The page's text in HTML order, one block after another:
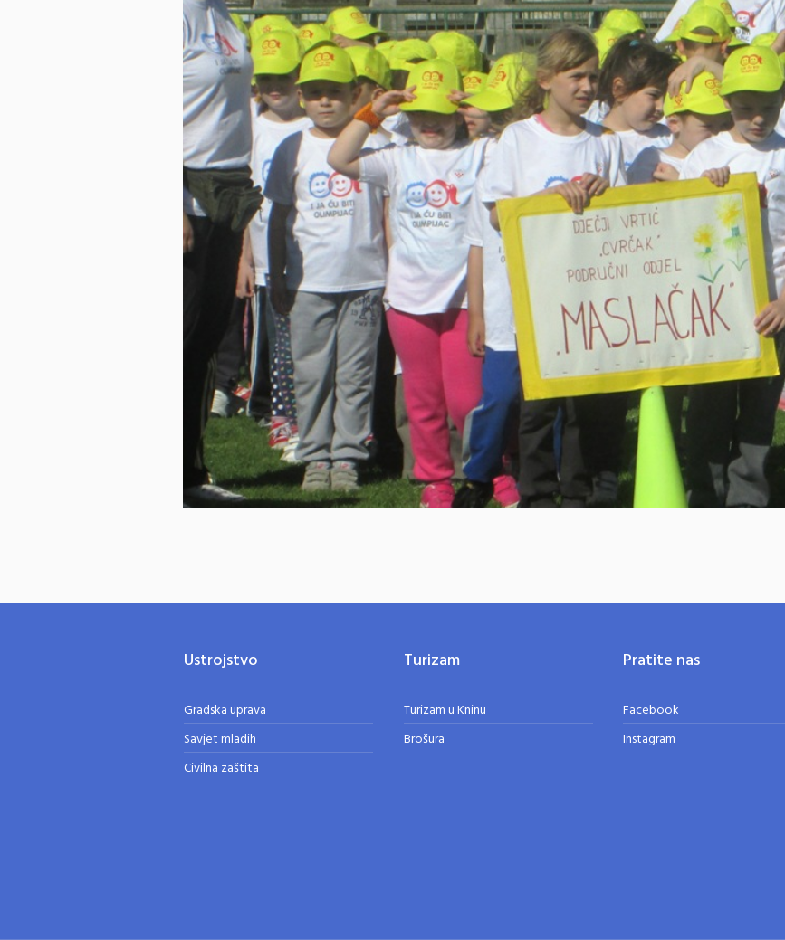
Ustrojstvo
Gradska uprava
Savjet mladih
Civilna zaštita
Turizam
Turizam u Kninu
Brošura
Pratite nas
Facebook
Instagram